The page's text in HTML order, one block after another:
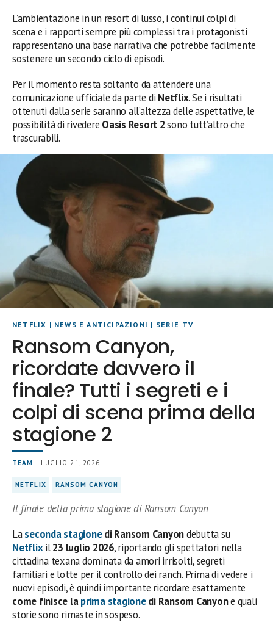
L’ambientazione in un resort di lusso, i continui colpi di
scena e i rapporti sempre più complessi tra i protagonisti
rappresentano una base narrativa che potrebbe facilmente
sostenere un secondo ciclo di episodi.
Per il momento resta soltanto da attendere una
comunicazione ufficiale da parte di Netflix. Se i risultati
ottenuti dalla serie saranno all’altezza delle aspettative, le
possibilità di rivedere Oasis Resort 2sono tutt’altro che
trascurabili.
NETFLIX | NEWS E ANTICIPAZIONI | SERIE TV
Ransom Canyon,
ricordate davvero il
finale? Tutti i segreti e i
colpi di scena prima della
stagione 2
TEAM | LUGLIO 21, 2026
NETFLIX RANSOM CANYON
Il finale della prima stagione di Ransom Canyon
Laseconda stagionedi Ransom Canyondebutta su
Netflixil23 luglio 2026, riportando gli spettatori nella
cittadina texana dominata da amori irrisolti, segreti
familiari e lotte per il controllo dei ranch. Prima di vedere i
nuovi episodi, è quindi importante ricordare esattamente
come finisce laprima stagionedi Ransom Canyone quali
storie sono rimaste in sospeso.